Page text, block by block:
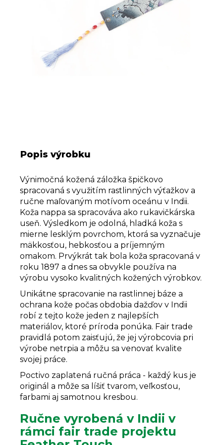
Popis výrobku
Výnimočná kožená záložka špičkovo
spracovaná s využitím rastlinných výťažkov a
ručne maľovaným motívom oceánu v Indii.
Koža nappa sa spracováva ako rukavičkárska
useň. Výsledkom je odolná, hladká koža s
mierne lesklým povrchom, ktorá sa vyznačuje
mäkkosťou, hebkosťou a príjemným
omakom. Prvýkrát tak bola koža spracovaná v
roku 1897 a dnes sa obvykle používa na
výrobu vysoko kvalitných kožených výrobkov.
Unikátne spracovanie na rastlinnej báze a
ochrana kože počas obdobia dažďov v Indii
robí z tejto kože jeden z najlepších
materiálov, ktoré príroda ponúka. Fair trade
pravidlá potom zaisťujú, že jej výrobcovia pri
výrobe netrpia a môžu sa venovať kvalite
svojej práce.
Poctivo zaplatená ručná práca - každý kus je
originál a môže sa líšiť tvarom, veľkosťou,
farbami aj samotnou kresbou.
Ručne vyrobená v Indii v
rámci fair trade projektu